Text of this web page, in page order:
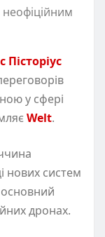
Пісторіус
у сфері
Welt.
нових систем
дронах.